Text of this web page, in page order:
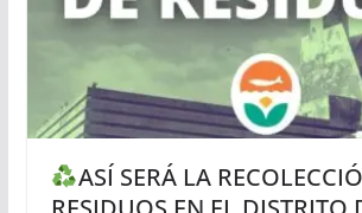
ASÍ SERÁ LA